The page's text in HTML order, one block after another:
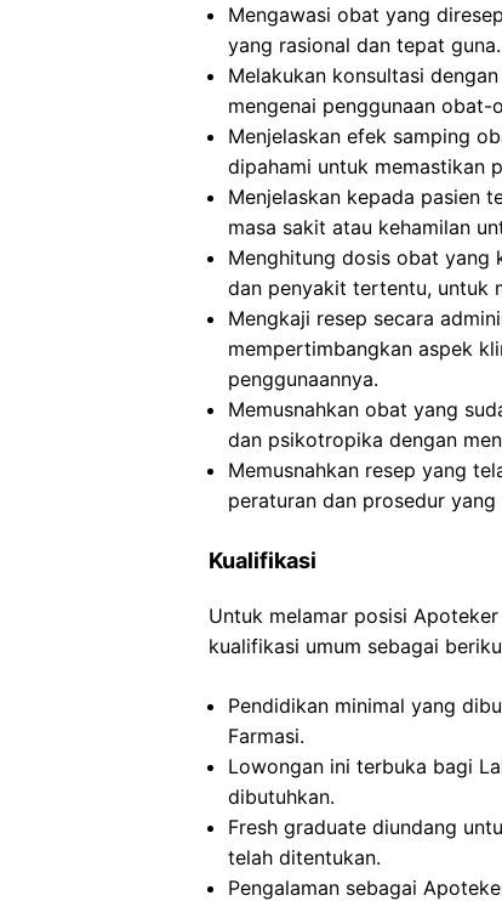
Mengawasi obat yang
yang rasional dan tepat guna.
Melakukan konsultasi
mengenai penggunaan
Menjelaskan efek samping
dipahami untuk memastikan
Menjelaskan kepada pasien
masa sakit atau kehamilan
Menghitung dosis obat yang
dan penyakit tertentu, untuk
Mengkaji resep secara
mempertimbangkan aspek
penggunaannya.
Memusnahkan obat yang
dan psikotropika dengan
Memusnahkan resep yang
peraturan dan prosedur
Kualifikasi
Untuk melamar posisi
kualifikasi umum sebagai
Pendidikan minimal yang
Farmasi.
Lowongan ini terbuka bagi
dibutuhkan.
Fresh graduate diundang
telah ditentukan.
Pengalaman sebagai